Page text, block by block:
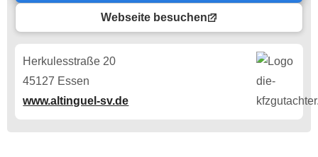
Webseite besuchen
Herkulesstraße 20
45127 Essen
www.altinguel-sv.de